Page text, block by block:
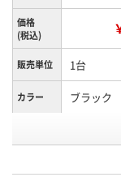
価格
(税込)
販売単位 1台
カラー ブラック
号